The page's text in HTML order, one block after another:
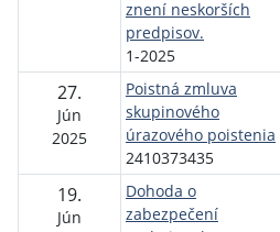
znení neskorších
predpisov.
1-2025
27.
Jún
2025
Poistná zmluva
skupinového
úrazového poistenia
2410373435
19.
Jún
Dohoda o
zabezpečení